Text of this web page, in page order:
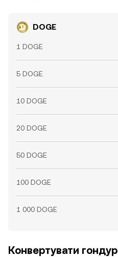
DOGE
1 DOGE
5 DOGE
10 DOGE
20 DOGE
50 DOGE
100 DOGE
1 000 DOGE
Конвертувати